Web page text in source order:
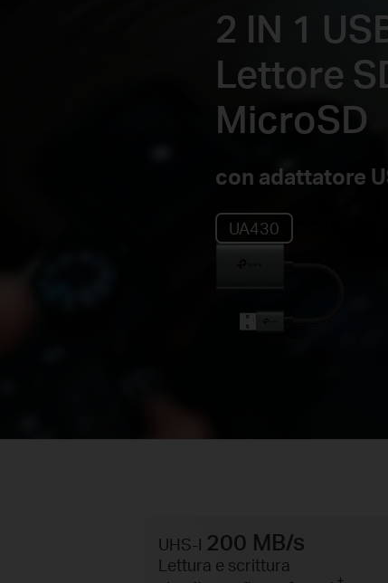
2 IN 1
Lettore
MicroSD
con adattatore
UA430
UHS-I 200 MB/s
Lettura e scrittura